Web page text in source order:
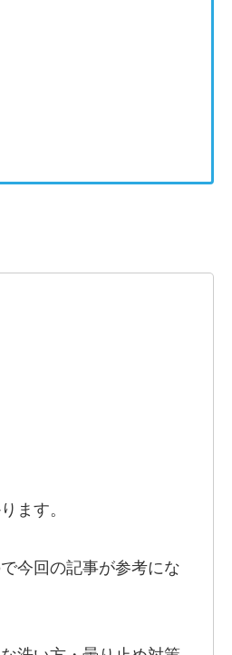
ます。
今回の記事が参考にな